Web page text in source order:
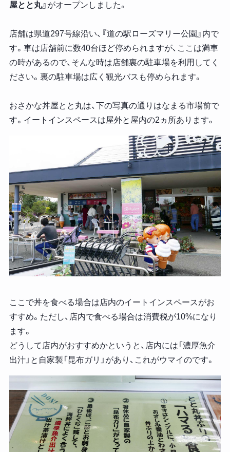
屋とと丸』 がオープンしました。
店舗は県道297号線沿い、『道の駅ローズマリー公園』内で
す。車は店舗前に数40台ほど停められますが、ここは満車
の時があるので、そんな時は店舗裏の駐車場を利用してく
ださい。裏の駐車場は広く観光バスも停められます。
おさかな丼屋とと丸は、下の写真の通りはなまる市場前で
す。イートインスペースは屋外と屋内の2ヵ所あります。
ここで丼を食べる場合は店内のイートインスペースがお
すすめ。ただし、店内で食べる場合は消費税が10%になり
ます。
どうして店内がおすすめかというと、店内には「濃厚魚介
出汁」と自家製「昆布ガリ」があり、これがウマイのです。